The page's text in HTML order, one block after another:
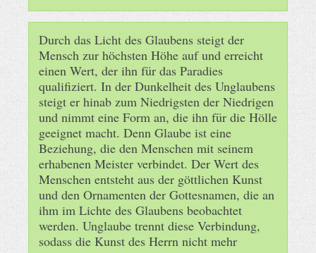
Durch das Licht des Glaubens steigt der
Mensch zur höchsten Höhe auf und erreicht
einen Wert, der ihn für das Paradies
qualifiziert. In der Dunkelheit des Unglaubens
steigt er hinab zum Niedrigsten der Niedrigen
und nimmt eine Form an, die ihn für die Hölle
geeignet macht. Denn Glaube ist eine
Beziehung, die den Menschen mit seinem
erhabenen Meister verbindet. Der Wert des
Menschen entsteht aus der göttlichen Kunst
und den Ornamenten der Gottesnamen, die an
ihm im Lichte des Glaubens beobachtet
werden. Unglaube trennt diese Verbindung,
sodass die Kunst des Herrn nicht mehr